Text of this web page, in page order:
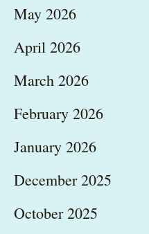
May 2026
April 2026
March 2026
February 2026
January 2026
December 2025
October 2025